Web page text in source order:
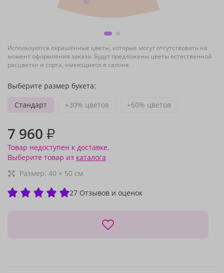
Используются окрашенные цветы, которые могут отсутствовать на
момент оформления заказа. Будут предложены цветы естественной
расцветки и сорта, имеющиеся в салоне.
Выберите размер букета:
Стандарт
+30% цветов +60% цветов
7 960 ₽
Товар недоступен к доставке.
Выберите товар из каталога
Размер: 40 × 50 см
27 Отзывов и оценок